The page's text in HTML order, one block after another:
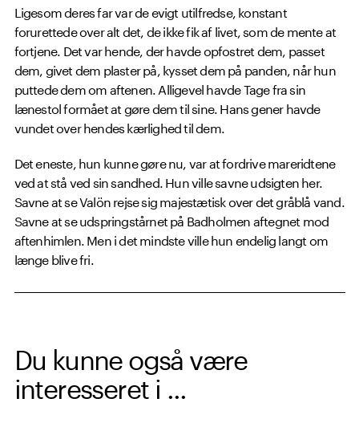
Ligesom deres far var de evigt utilfredse, konstant
forurettede over alt det, de ikke fik af livet, som de mente at
fortjene. Det var hende, der havde opfostret dem, passet
dem, givet dem plaster på, kysset dem på panden, når hun
puttede dem om aftenen. Alligevel havde Tage fra sin
lænestol formået at gøre dem til sine. Hans gener havde
vundet over hendes kærlighed til dem.
Det eneste, hun kunne gøre nu, var at fordrive mareridtene
ved at stå ved sin sandhed. Hun ville savne udsigten her.
Savne at se Valön rejse sig majestætisk over det gråblå vand.
Savne at se udspringstårnet på Badholmen aftegnet mod
aftenhimlen. Men i det mindste ville hun endelig langt om
længe blive fri.
Du kunne også være
interesseret i ...